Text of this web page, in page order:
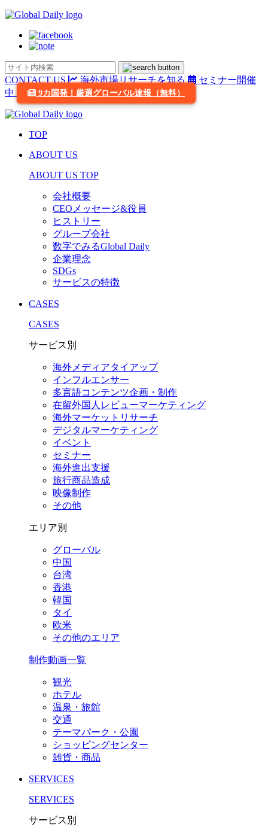
CONTACT US 海外市場リサーチを知る
セミナー開催
中
9カ国発！厳選グローバル速報（無料）
TOP
ABOUT US
ABOUT US TOP
会社概要
CEOメッセージ&役員
ヒストリー
グループ会社
数字でみるGlobal Daily
企業理念
SDGs
サービスの特徴
CASES
CASES
サービス別
海外メディアタイアップ
インフルエンサー
多言語コンテンツ企画・制作
在留外国⼈レビューマーケティング
海外マーケットリサーチ
デジタルマーケティング
イベント
セミナー
海外進出支援
旅行商品造成
映像制作
その他
エリア別
グローバル
中国
台湾
香港
韓国
タイ
欧米
その他のエリア
制作動画一覧
観光
ホテル
温泉・旅館
交通
テーマパーク・公園
ショッピングセンター
雑貨・商品
SERVICES
SERVICES
サービス別